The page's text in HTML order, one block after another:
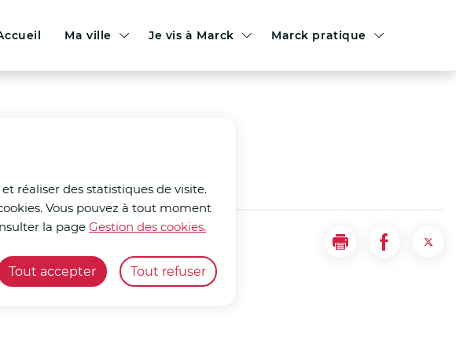
réaliser des statistiques de visite.
Vous pouvez à tout moment
la page Gestion des cookies.
Tout accepter Tout refuser
o
Ma ville Je vis à Marck Marck pratique
ImprimerPartager la